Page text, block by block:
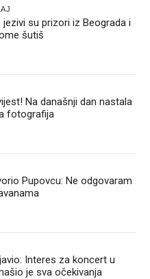
jezivi su prizori iz Beograda i
šutiš
Na današnji dan nastala
fotografija
Pupovcu: Ne odgovaram
Interes za koncert u
je sva očekivanja